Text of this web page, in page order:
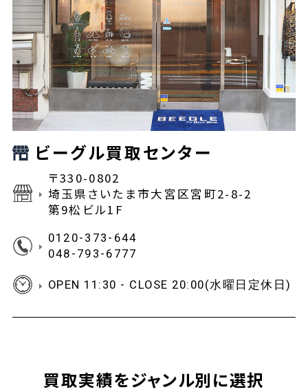
ビーグル買取センター
〒330-0802
埼玉県さいたま市大宮区宮町2-8-2
第9松ビル1F
0120-373-644
048-793-6777
OPEN 11:30 - CLOSE 20:00(水曜日定休日)
買取実績をジャンル別に選択